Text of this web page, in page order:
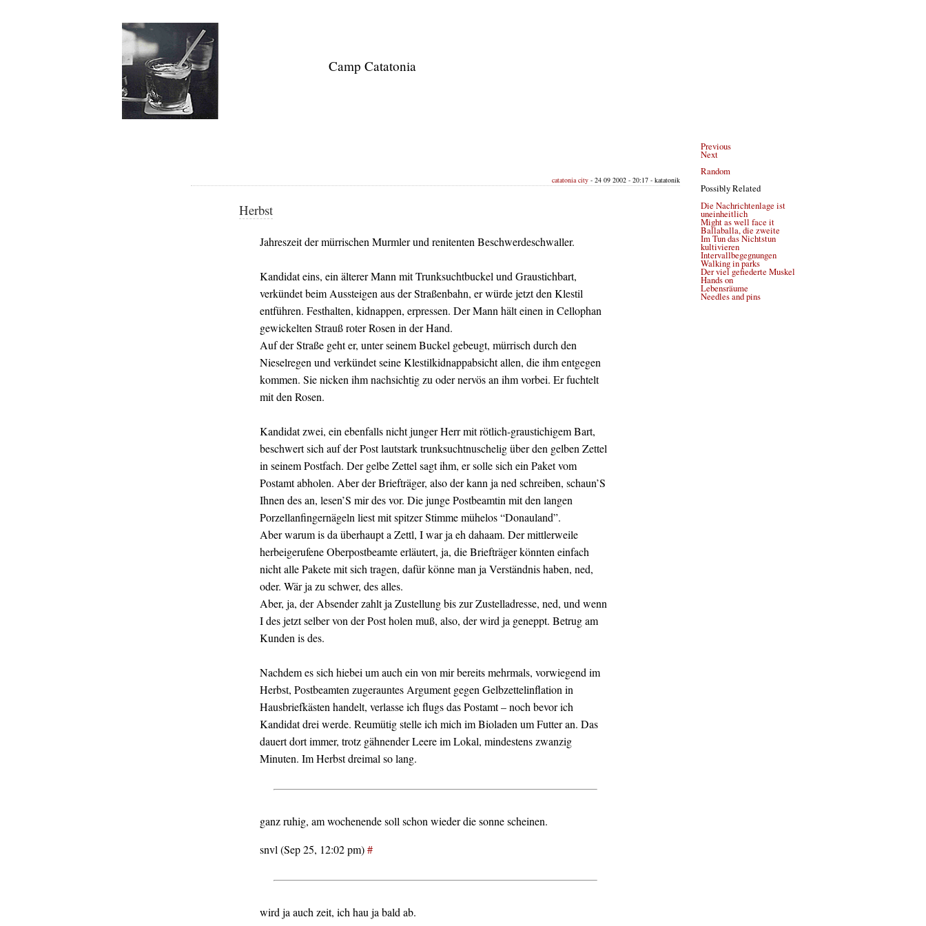
Camp Catatonia
Previous
Next
Random
Possibly Related
Die Nachrichtenlage ist
uneinheitlich
Might as well face it
Ballaballa, die zweite
Im Tun das Nichtstun
kultivieren
Intervallbegegnungen
Walking in parks
Der viel gefiederte Muskel
Hands on
Lebensräume
Needles and pins
catatonia city - 24 09 2002 - 20:17 - katatonik
Herbst
Jahreszeit der mürrischen Murmler und renitenten Beschwerdeschwaller.
Kandidat eins, ein älterer Mann mit Trunksuchtbuckel und Graustichbart,
verkündet beim Aussteigen aus der Straßenbahn, er würde jetzt den Klestil
entführen. Festhalten, kidnappen, erpressen. Der Mann hält einen in Cellophan
gewickelten Strauß roter Rosen in der Hand.
Auf der Straße geht er, unter seinem Buckel gebeugt, mürrisch durch den
Nieselregen und verkündet seine Klestilkidnappabsicht allen, die ihm entgegen
kommen. Sie nicken ihm nachsichtig zu oder nervös an ihm vorbei. Er fuchtelt
mit den Rosen.
Kandidat zwei, ein ebenfalls nicht junger Herr mit rötlich-graustichigem Bart,
beschwert sich auf der Post lautstark trunksuchtnuschelig über den gelben Zettel
in seinem Postfach. Der gelbe Zettel sagt ihm, er solle sich ein Paket vom
Postamt abholen. Aber der Briefträger, also der kann ja ned schreiben, schaun’S
Ihnen des an, lesen’S mir des vor. Die junge Postbeamtin mit den langen
Porzellanfingernägeln liest mit spitzer Stimme mühelos “Donauland”.
Aber warum is da überhaupt a Zettl, I war ja eh dahaam. Der mittlerweile
herbeigerufene Oberpostbeamte erläutert, ja, die Briefträger könnten einfach
nicht alle Pakete mit sich tragen, dafür könne man ja Verständnis haben, ned,
oder. Wär ja zu schwer, des alles.
Aber, ja, der Absender zahlt ja Zustellung bis zur Zustelladresse, ned, und wenn
I des jetzt selber von der Post holen muß, also, der wird ja geneppt. Betrug am
Kunden is des.
Nachdem es sich hiebei um auch ein von mir bereits mehrmals, vorwiegend im
Herbst, Postbeamten zugerauntes Argument gegen Gelbzettelinflation in
Hausbriefkästen handelt, verlasse ich flugs das Postamt – noch bevor ich
Kandidat drei werde. Reumütig stelle ich mich im Bioladen um Futter an. Das
dauert dort immer, trotz gähnender Leere im Lokal, mindestens zwanzig
Minuten. Im Herbst dreimal so lang.
ganz ruhig, am wochenende soll schon wieder die sonne scheinen.
snvl (Sep 25, 12:02 pm)#
wird ja auch zeit, ich hau ja bald ab.